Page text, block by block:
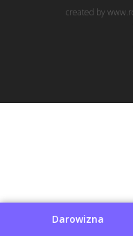
created by
Darowizna